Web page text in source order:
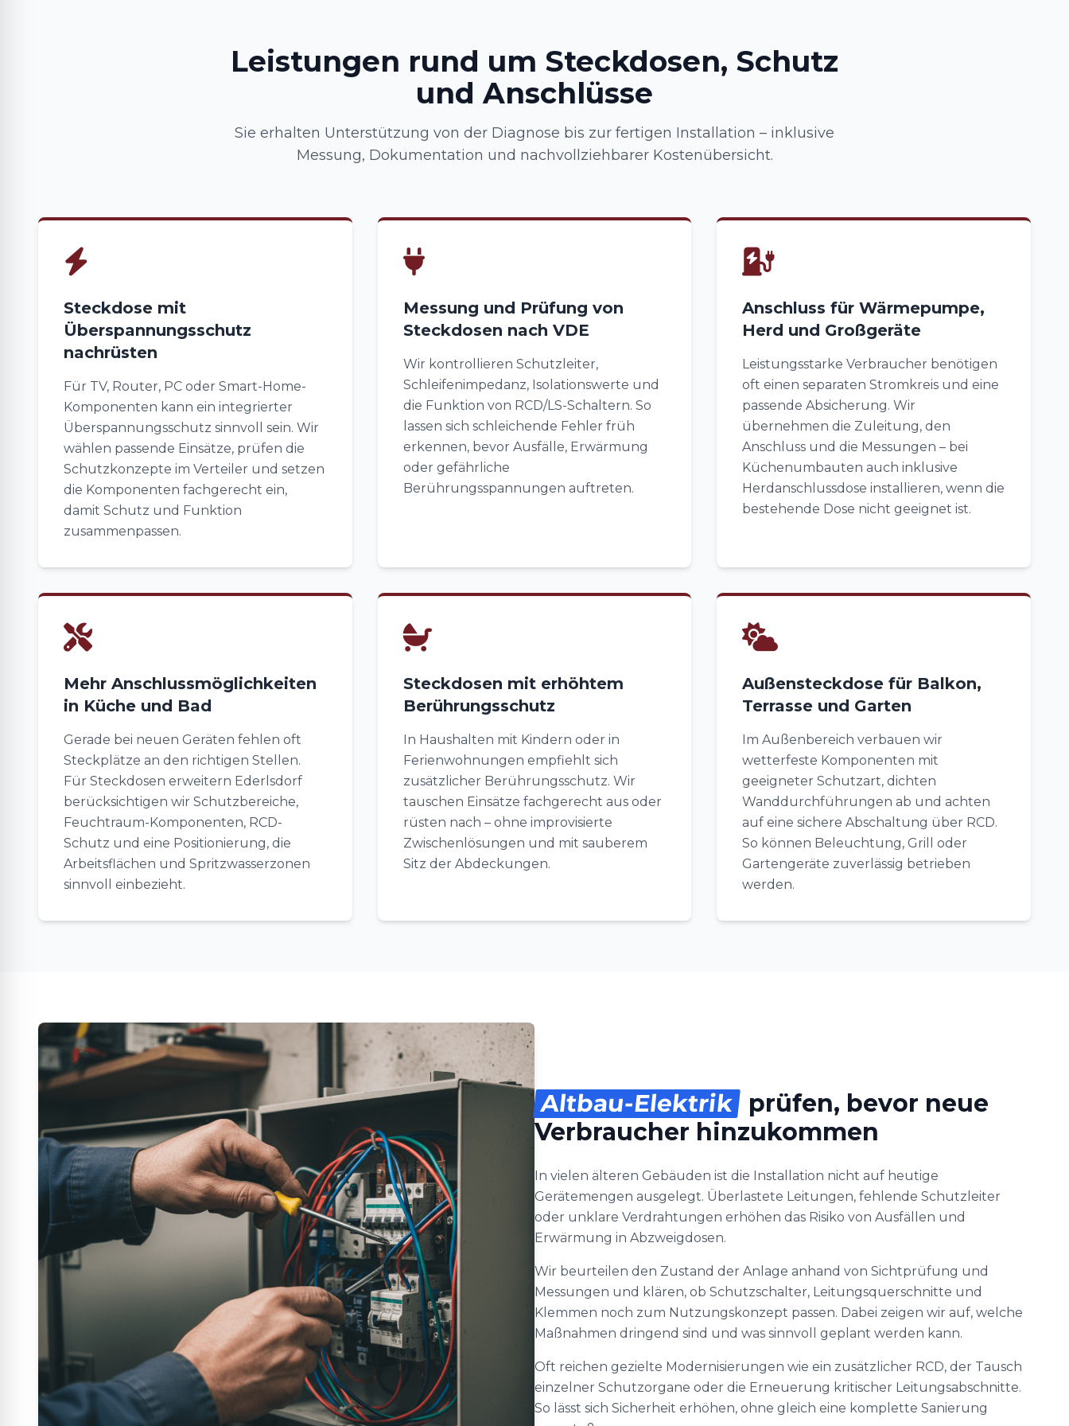
Leistungen rund um Steckdosen, Schutz
und Anschlüsse
Sie erhalten Unterstützung von der Diagnose bis zur fertigen Installation – inklusive
Messung, Dokumentation und nachvollziehbarer Kostenübersicht.
Steckdose mit
Überspannungsschutz
nachrüsten
Für TV, Router, PC oder Smart-Home-
Komponenten kann ein integrierter
Überspannungsschutz sinnvoll sein. Wir
wählen passende Einsätze, prüfen die
Schutzkonzepte im Verteiler und setzen
die Komponenten fachgerecht ein,
damit Schutz und Funktion
zusammenpassen.
Messung und Prüfung von
Steckdosen nach VDE
Wir kontrollieren Schutzleiter,
Schleifenimpedanz, Isolationswerte und
die Funktion von RCD/LS-Schaltern. So
lassen sich schleichende Fehler früh
erkennen, bevor Ausfälle, Erwärmung
oder gefährliche
Berührungsspannungen auftreten.
Anschluss für Wärmepumpe,
Herd und Großgeräte
Leistungsstarke Verbraucher benötigen
oft einen separaten Stromkreis und eine
passende Absicherung. Wir
übernehmen die Zuleitung, den
Anschluss und die Messungen – bei
Küchenumbauten auch inklusive
Herdanschlussdose installieren, wenn die
bestehende Dose nicht geeignet ist.
Mehr Anschlussmöglichkeiten
in Küche und Bad
Gerade bei neuen Geräten fehlen oft
Steckplätze an den richtigen Stellen.
Für Steckdosen erweitern Ederlsdorf
berücksichtigen wir Schutzbereiche,
Feuchtraum-Komponenten, RCD-
Schutz und eine Positionierung, die
Arbeitsflächen und Spritzwasserzonen
sinnvoll einbezieht.
Steckdosen mit erhöhtem
Berührungsschutz
In Haushalten mit Kindern oder in
Ferienwohnungen empfiehlt sich
zusätzlicher Berührungsschutz. Wir
tauschen Einsätze fachgerecht aus oder
rüsten nach – ohne improvisierte
Zwischenlösungen und mit sauberem
Sitz der Abdeckungen.
Außensteckdose für Balkon,
Terrasse und Garten
Im Außenbereich verbauen wir
wetterfeste Komponenten mit
geeigneter Schutzart, dichten
Wanddurchführungen ab und achten
auf eine sichere Abschaltung über RCD.
So können Beleuchtung, Grill oder
Gartengeräte zuverlässig betrieben
werden.
Altbau-Elektrik prüfen, bevor neue
Verbraucher hinzukommen
In vielen älteren Gebäuden ist die Installation nicht auf heutige
Gerätemengen ausgelegt. Überlastete Leitungen, fehlende Schutzleiter
oder unklare Verdrahtungen erhöhen das Risiko von Ausfällen und
Erwärmung in Abzweigdosen.
Wir beurteilen den Zustand der Anlage anhand von Sichtprüfung und
Messungen und klären, ob Schutzschalter, Leitungsquerschnitte und
Klemmen noch zum Nutzungskonzept passen. Dabei zeigen wir auf, welche
Maßnahmen dringend sind und was sinnvoll geplant werden kann.
Oft reichen gezielte Modernisierungen wie ein zusätzlicher RCD, der Tausch
einzelner Schutzorgane oder die Erneuerung kritischer Leitungsabschnitte.
So lässt sich Sicherheit erhöhen, ohne gleich eine komplette Sanierung